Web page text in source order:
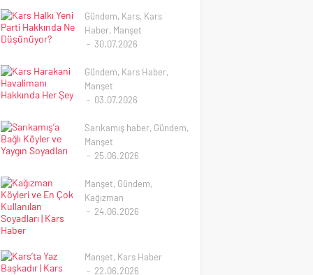
Gelişiyor mu? Dijital
Dönüşüm
Kars’ta E-Ticaretin
Ticaret Potansiyeli Her
Geçen Gün Artıyor
Türkiye’de e-ticaret
büyük bir ivme
kazanırken, Anadolu
şehirlerinde de dijital
devam ediyor. Doğu
Anadolu’nun önemli...
Gündem, Kars, Kars
Haber, Manşet
30.07.2026
Hakkında Ne
Düşünüyor?
Kars’ta Gözler Yeni
Ekibine Vatandaşlardan
İlk Değerlendirmeler
KARS – Türkiye
en dikkat çeken
gelişmelerinden biri olan
Yeni Parti oluşumu,
Gündem, Kars Haber,
Manşet
03.07.2026
Havalimanı Hakkında Her
Şey
Kars Harakani
Harakani Havalimanı
Hakkında Bilmeniz
Gerekenler Doğu
merkezlerinden biri olan
Kars Harakani
Sarıkamış haber, Gündem,
Manşet
25.06.2026
ve Yaygın Soyadları
Sarıkamış’a Bağlı Köyler
ve Yaygın Soyadları
Sarıkamış, tarihi geçmişi,
doğal güzellikleri,
Manşet, Gündem,
Kağızman
24.06.2026
| Kars Haber
Kağızman’ın Köyleri ve
Manşet, Kars Haber
22.06.2026